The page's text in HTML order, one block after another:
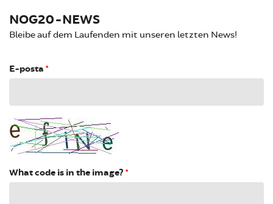
NOG20-NEWS
Bleibe auf dem Laufenden mit unseren letzten News!
E-posta *
What code is in the image? *